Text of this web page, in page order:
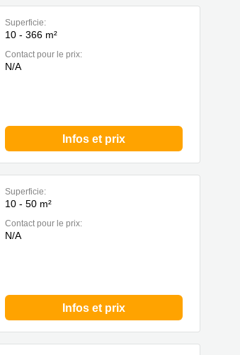
Superficie:
10 - 366 m²
Contact pour le prix:
N/A
Infos et prix
Superficie:
10 - 50 m²
Contact pour le prix:
N/A
Infos et prix